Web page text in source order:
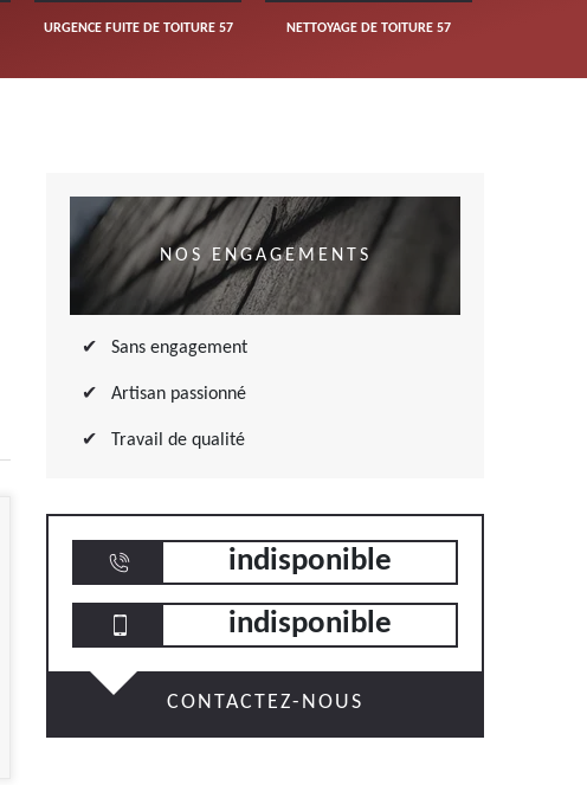
URGENCE FUITE DE TOITURE 57 NETTOYAGE DE TOITURE 57
NOS ENGAGEMENTS
Sans engagement
Artisan passionné
Travail de qualité
indisponible
indisponible
CONTACTEZ-NOUS